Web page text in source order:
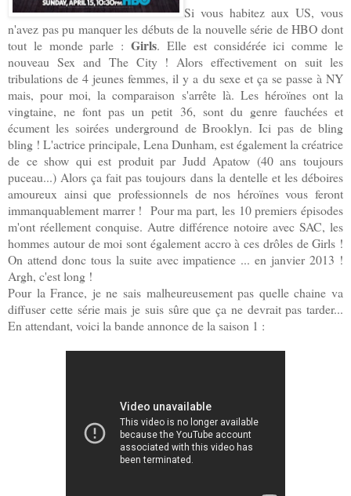
Si vous habitez aux US, vous
n'avez pas pu manquer les débuts de la nouvelle série de HBO dont
tout le monde parle :Girls. Elle est considérée ici comme le
nouveau Sex and The City ! Alors effectivement on suit les
tribulations de 4 jeunes femmes, il y a du sexe et ça se passe à NY
mais, pour moi, la comparaison s'arrête là. Les héroïnes ont la
vingtaine, ne font pas un petit 36, sont du genre fauchées et
écument les soirées underground de Brooklyn. Ici pas de bling
bling ! L'actrice principale, Lena Dunham, est également la créatrice
de ce show qui est produit par Judd Apatow (40 ans toujours
puceau...) Alors ça fait pas toujours dans la dentelle et les déboires
amoureux ainsi que professionnels de nos héroïnes vous feront
immanquablement marrer ! Pour ma part, les 10 premiers épisodes
m'ont réellement conquise. Autre différence notoire avec SAC, les
hommes autour de moi sont également accro à ces drôles de Girls !
On attend donc tous la suite avec impatience ... en janvier 2013 !
Argh, c'est long !
Pour la France, je ne sais malheureusement pas quelle chaine va
diffuser cette série mais je suis sûre que ça ne devrait pas tarder...
En attendant, voici la bande annonce de la saison 1 :